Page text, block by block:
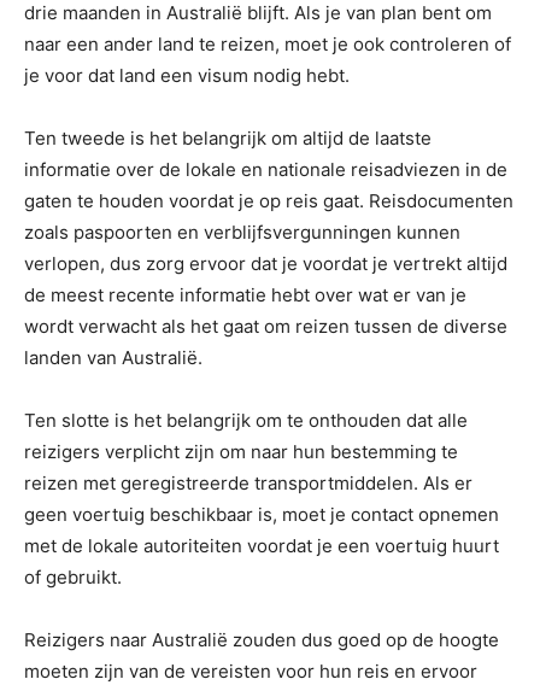
drie maanden in Australië blijft. Als je van plan bent om
naar een ander land te reizen, moet je ook controleren of
je voor dat land een visum nodig hebt.
Ten tweede is het belangrijk om altijd de laatste
informatie over de lokale en nationale reisadviezen in de
gaten te houden voordat je op reis gaat. Reisdocumenten
zoals paspoorten en verblijfsvergunningen kunnen
verlopen, dus zorg ervoor dat je voordat je vertrekt altijd
de meest recente informatie hebt over wat er van je
wordt verwacht als het gaat om reizen tussen de diverse
landen van Australië.
Ten slotte is het belangrijk om te onthouden dat alle
reizigers verplicht zijn om naar hun bestemming te
reizen met geregistreerde transportmiddelen. Als er
geen voertuig beschikbaar is, moet je contact opnemen
met de lokale autoriteiten voordat je een voertuig huurt
of gebruikt.
Reizigers naar Australië zouden dus goed op de hoogte
moeten zijn van de vereisten voor hun reis en ervoor